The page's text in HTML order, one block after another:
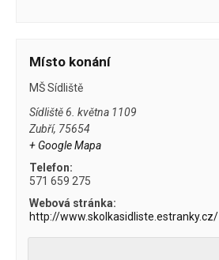
Místo konání
MŠ Sídliště
Sídliště 6. května 1109
Zubří, 75654
+ Google Mapa
Telefon:
571 659 275
Webová stránka:
http://www.skolkasidliste.estranky.cz/